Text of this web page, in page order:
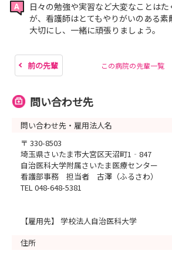
日々の勉強や実習など大変なことは
が、看護師はとてもやりがいのある素
大切にし、一緒に頑張りましょう。
前の先輩 この病院の先輩一覧
問い合わせ先
問い合わせ先・雇用法人名
〒 330-8503
埼玉県さいたま市大宮区天沼町1‐847
自治医科大学附属さいたま医療センター
看護部事務 担当者 古澤（ふるさわ）
TEL 048-648-5381
【雇用先】 学校法人自治医科大学
住所